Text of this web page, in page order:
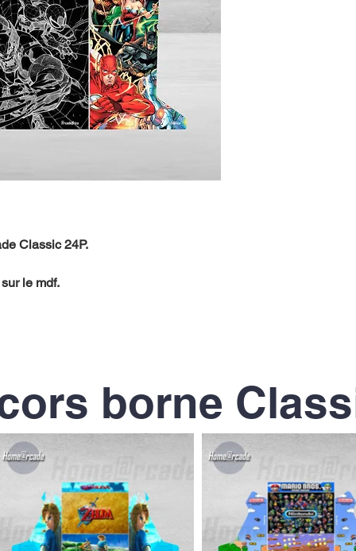
Classic 24P.
le mdf.
borne